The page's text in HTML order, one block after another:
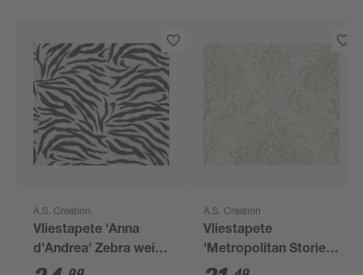
A.S. Création
Vliestapete 'Anna
d'Andrea' Zebra weiß
0,53 x 10,05 m
A.S. Création
Vliestapete
'Metropolitan Stories
Travel Styles'